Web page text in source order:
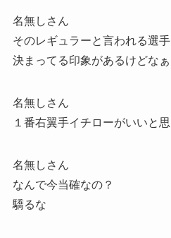
名無しさん
そのレギュラーと言われる選
決まってる印象があるけどな
名無しさん
１番右翼手イチローがいいと
名無しさん
なんで今当確なの？
驕るな